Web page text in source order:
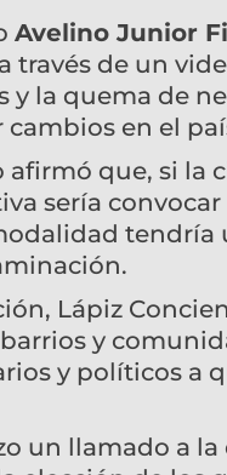
Avelino Junior
través de un
y la quema de
en el
que, si la
sería convocar
Lápiz
y
y políticos a
un llamado a